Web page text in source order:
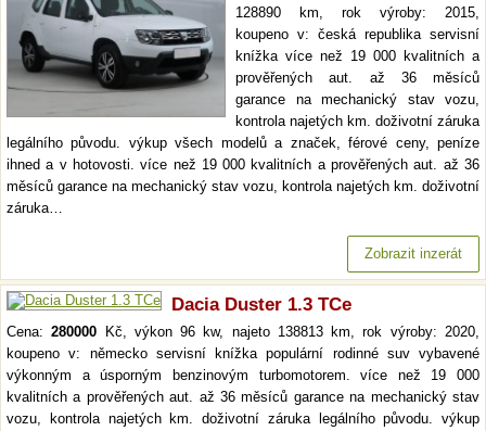
128890 km, rok výroby: 2015,
koupeno v: česká republika servisní
knížka více než 19 000 kvalitních a
prověřených aut. až 36 měsíců
garance na mechanický stav vozu,
kontrola najetých km. doživotní záruka
legálního původu. výkup všech modelů a značek, férové ceny, peníze
ihned a v hotovosti. více než 19 000 kvalitních a prověřených aut. až 36
měsíců garance na mechanický stav vozu, kontrola najetých km. doživotní
záruka…
Zobrazit inzerát
Dacia Duster 1.3 TCe
Cena:280000 Kč, výkon 96 kw, najeto 138813 km, rok výroby: 2020,
koupeno v: německo servisní knížka populární rodinné suv vybavené
výkonným a úsporným benzinovým turbomotorem. více než 19 000
kvalitních a prověřených aut. až 36 měsíců garance na mechanický stav
vozu, kontrola najetých km. doživotní záruka legálního původu. výkup